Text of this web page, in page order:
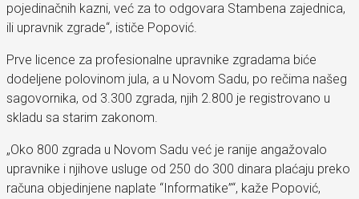
pojedinačnih kazni, već za to odgovara Stambena zajednica,
ili upravnik zgrade“, ističe Popović.
Prve licence za profesionalne upravnike zgradama biće
dodeljene polovinom jula, a u Novom Sadu, po rečima našeg
sagovornika, od 3.300 zgrada, njih 2.800 je registrovano u
skladu sa starim zakonom.
„Oko 800 zgrada u Novom Sadu već je ranije angažovalo
upravnike i njihove usluge od 250 do 300 dinara plaćaju preko
računa objedinjene naplate “Informatike”“, kaže Popović,